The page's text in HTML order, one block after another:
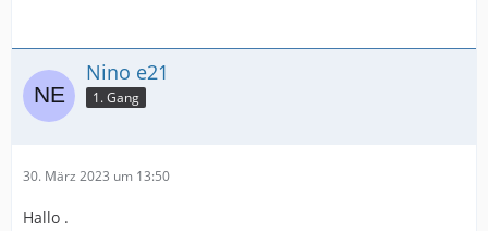
Nino e21
1. Gang
30. März 2023 um 13:50
Hallo .